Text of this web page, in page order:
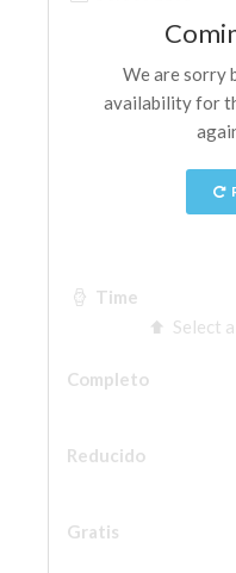
Museo
El
Museo